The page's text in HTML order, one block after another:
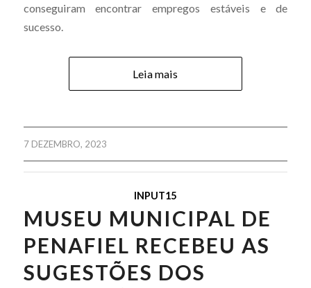
conseguiram encontrar empregos estáveis e de
sucesso.
Leia mais
7 DEZEMBRO, 2023
INPUT15
MUSEU MUNICIPAL DE
PENAFIEL RECEBEU AS
SUGESTÕES DOS